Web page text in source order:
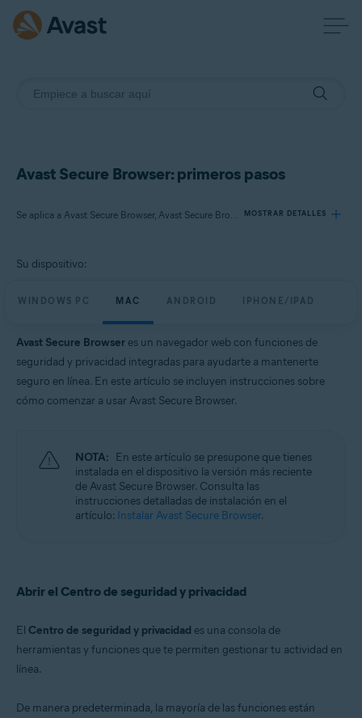
Avast Secure Browser: primeros pasos
Se aplica a Avast Secure Browser, Avast Secure Browser PRO MOSTRAR DETALLES
Avast Secure Browser
Sistemas operativos:
Windows, macOS, Android y iOS
Su dispositivo:
WINDOWS PC MAC ANDROID IPHONE/IPAD
Avast Secure Browser es un navegador web con funciones de
seguridad y privacidad integradas para ayudarte a mantenerte
seguro en línea. En este artículo se incluyen instrucciones sobre
cómo comenzar a usar Avast Secure Browser.
NOTA: En este artículo se presupone que tienes
instalada en el dispositivo la versión más reciente
de Avast Secure Browser. Consulta las
instrucciones detalladas de instalación en el
artículo: Instalar Avast Secure Browser.
Abrir el Centro de seguridad y privacidad
El Centro de seguridad y privacidad es una consola de
herramientas y funciones que te permiten gestionar tu actividad en
línea.
De manera predeterminada, la mayoría de las funciones están